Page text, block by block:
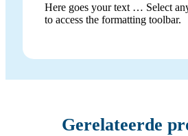
Here goes your text … Select
to access the formatting toolbar.
Gerelateerde